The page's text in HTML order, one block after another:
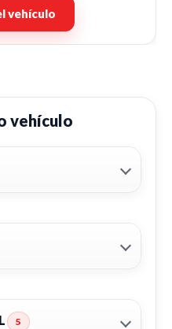
vehículo
vehículo
5